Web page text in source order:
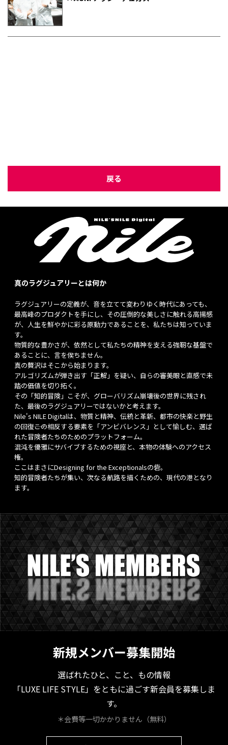
戻る
真のラグジュアリーとは何か
ラグジュアリーの定義が、音を立てて変わりゆく時代にあっても、
最高峰のプロダクトを手にし、その圧倒的な美しさに触れる高揚感
が、人生を鮮やかに彩る原動力であることを、私たちは知っていま
す。
物質的な豊かさが、依然として私たちの精神を支える強靭な基盤で
あることに、言を俟ちません。
真の贅沢はそこから始まります。
アルゴリズムが弾き出す「正解」を疑い、自らの審美眼と直感で未
踏の価値を切り拓く。
その「知的冒険」こそが、グローバリズム崩壊後の世界に残され
た、最後のラグジュアリーではないかと考えます。
Nile's NILE Digitalは、物質と精神、伝統と革新、都市の快楽と野生
の回復――この相反する要素を「アンビバレンス」として愉しむ、選ば
れた冒険者たちのためのプラットフォーム。
混沌を優雅にサバイブするための視座と、本物の体験へのアクセス
権。
ここはまさにDesigning for the Exceptionalsの砦。
知的冒険者たちが集い、次なる航路を描くための、現代の港となり
ます。
新規メンバー募集開始
選ばれたひと、こと、もの情報
「LUXE LIFE STYLE」をともに過ごす新会員を募集しま
す。
＊会費等一切かかりません（無料）